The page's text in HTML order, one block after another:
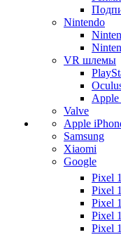
Nintendo
VR шлемы
Valve
Apple
Samsung
Xiaomi
Google
Pixel
Pixel
Pixel
Pixel
Pixel